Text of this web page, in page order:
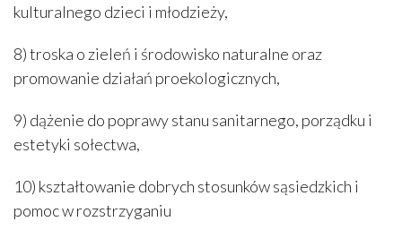
kulturalnego dzieci i młodzieży,
8) troska o zieleń i środowisko naturalne oraz
promowanie działań proekologicznych,
9) dążenie do poprawy stanu sanitarnego, porządku i
estetyki sołectwa,
10) kształtowanie dobrych stosunków sąsiedzkich i
pomoc w rozstrzyganiu